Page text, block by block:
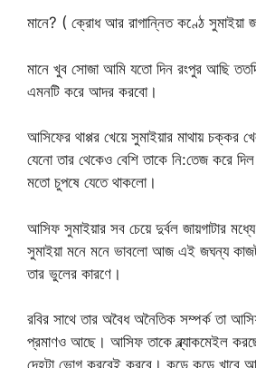
মানে? ( ক্রোধ আর রাগান্নিত কণ্ঠে সুমাইয়া
মানে খুব সোজা আমি যতো দিন রংপুর আছি
এমনটি করে আদর করবো।
আসিফের থাপ্পর খেয়ে সুমাইয়ার মাথায়
যেনো তার থেকেও বেশি তাকে নি:তেজ করে
মতো চুপষে যেতে থাকলো।
আসিফ সুমাইয়ার সব চেয়ে দুর্বল জায়গাটার
সুমাইয়া মনে মনে ভাবলো আজ এই জঘন্য
তার ভুলের কারণে।
রবির সাথে তার অবৈধ অনৈতিক সম্পর্ক তা
প্রমাণও আছে। আসিফ তাকে ব্ল্যাকমেইল